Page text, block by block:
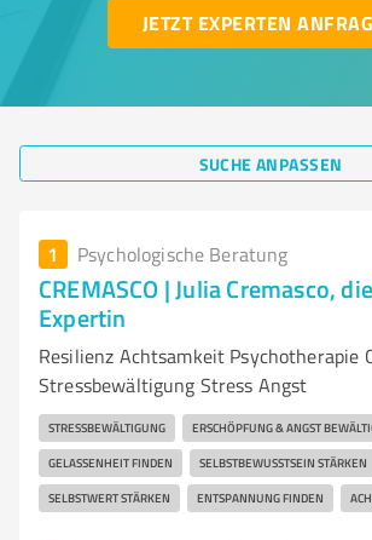
JETZT EXPERTEN
SUCHE ANPASSEN
1 Psychologische Beratung
CREMASCO | Julia Cremasco,
Expertin
Resilienz Achtsamkeit Psychotherapie
Stressbewältigung Stress Angst
STRESSBEWÄLTIGUNG ERSCHÖPFUNG & ANGST
GELASSENHEIT FINDEN SELBSTBEWUSSTSEIN STÄRKEN
SELBSTWERT STÄRKEN ENTSPANNUNG FINDEN